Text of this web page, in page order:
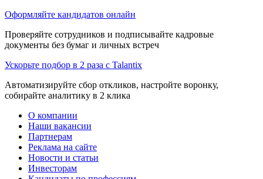
Оформляйте кандидатов онлайн
Проверяйте сотрудников и подписывайте кадровые
документы без бумаг и личных встреч
Ускорьте подбор в 2 раза с Talantix
Автоматизируйте сбор откликов, настройте воронку,
собирайте аналитику в 2 клика
О компании
Наши вакансии
Партнерам
Реклама на сайте
Новости и статьи
Инвесторам